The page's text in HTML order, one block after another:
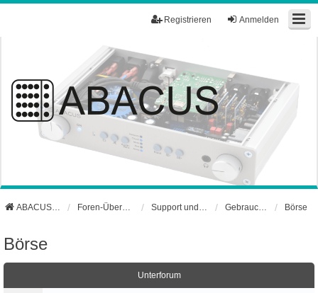
Anmelden
Registrieren
ABACUS Webseite Börse
Börse
Unterforum